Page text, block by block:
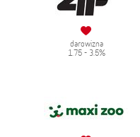
darowizna
1.75 - 3.5%